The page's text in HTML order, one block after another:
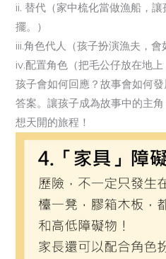
ii. 替代（家中梳化當做漁船，
擺。）
iii.角色代人（孩子扮演漁夫，會
iv.配置角色（把毛公仔放在地上
孩子會如何回應？故事會如何
答案。讓孩子成為故事中的主
想天開的旅程！